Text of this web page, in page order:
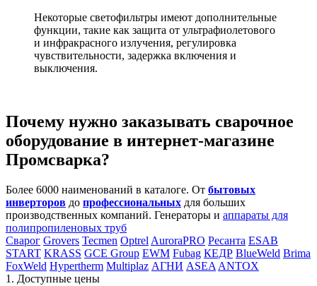
Некоторые светофильтры имеют дополнительные
функции, такие как защита от ультрафиолетового
и инфракрасного излучения, регулировка
чувствительности, задержка включения и
выключения.
Почему нужно заказывать сварочное
оборудование в интернет-магазине
Промсварка?
Более 6000 наименований в каталоге. От бытовых
инверторов до профессиональных для больших
производственных компаний. Генераторы и аппараты для
полипропиленовых труб
Сварог Grovers Tecmen Optrel AuroraPRO Ресанта ESAB
START KRASS GCE Group EWM Fubag КЕДР BlueWeld Brima
FoxWeld Hypertherm Multiplaz АГНИ ASEA ANTOX
1. Доступные цены